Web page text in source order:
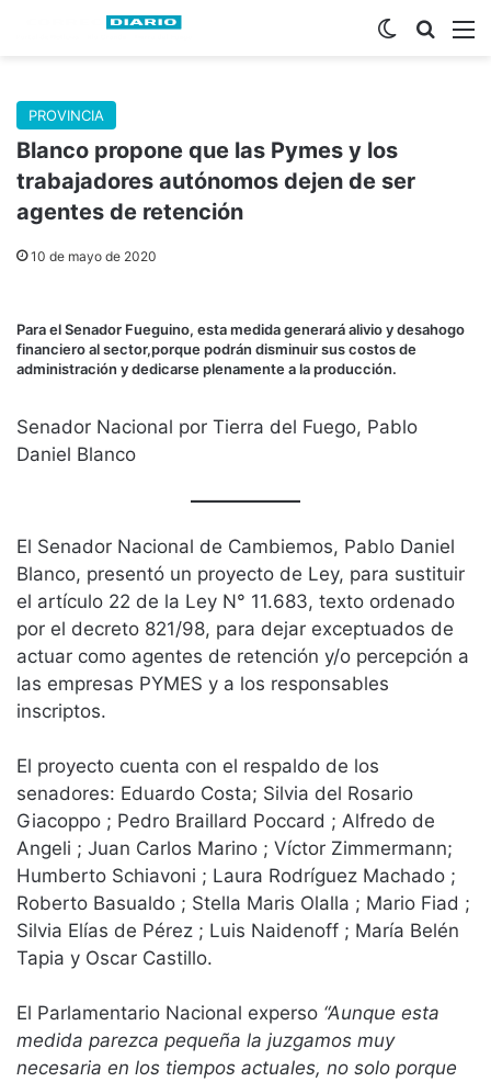
Buscar
Switch skin
PROVINCIA
Blanco propone que las Pymes y los
trabajadores autónomos dejen de ser
agentes de retención
10 de mayo de 2020
Para el Senador Fueguino, esta medida generará alivio y desahogo
financiero al sector,porque podrán disminuir sus costos de
administración y dedicarse plenamente a la producción.
Senador Nacional por Tierra del Fuego, Pablo
Daniel Blanco
El Senador Nacional de Cambiemos, Pablo Daniel
Blanco, presentó un proyecto de Ley, para sustituir
el artículo 22 de la Ley N° 11.683, texto ordenado
por el decreto 821/98, para dejar exceptuados de
actuar como agentes de retención y/o percepción a
las empresas PYMES y a los responsables
inscriptos.
El proyecto cuenta con el respaldo de los
senadores: Eduardo Costa; Silvia del Rosario
Giacoppo ; Pedro Braillard Poccard ; Alfredo de
Angeli ; Juan Carlos Marino ; Víctor Zimmermann;
Humberto Schiavoni ; Laura Rodríguez Machado ;
Roberto Basualdo ; Stella Maris Olalla ; Mario Fiad ;
Silvia Elías de Pérez ; Luis Naidenoff ; María Belén
Tapia y Oscar Castillo.
El Parlamentario Nacional experso “Aunque esta
medida parezca pequeña la juzgamos muy
necesaria en los tiempos actuales, no solo porque